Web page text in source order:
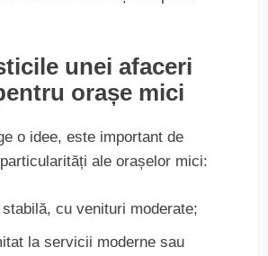
unei afaceri
orașe mici
o idee, este important de
ale orașelor mici:
stabilă, cu venituri moderate;
la servicii moderne sau